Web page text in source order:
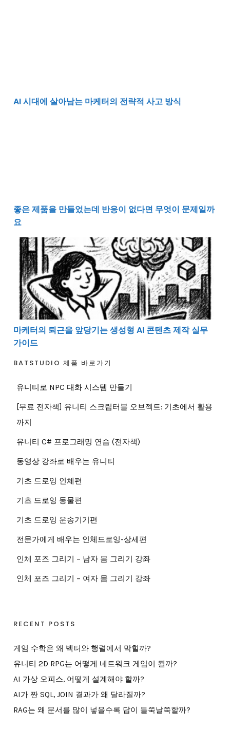
AI 시대에 살아남는 마케터의 전략적 사고 방식
좋은 제품을 만들었는데 반응이 없다면 무엇이 문제일까
요
마케터의 퇴근을 앞당기는 생성형 AI 콘텐츠 제작 실무
마케터의 퇴근을 앞당기는 생성형 AI 콘텐츠 제작 실무
가이드
BATSTUDIO 제품 바로가기
유니티로 NPC 대화 시스템 만들기
[무료 전자책] 유니티 스크립터블 오브젝트: 기초에서 활용
까지
유니티 C# 프로그래밍 연습 (전자책)
동영상 강좌로 배우는 유니티
기초 드로잉 인체편
기초 드로잉 동물편
기초 드로잉 운송기기편
전문가에게 배우는 인체드로잉-상세편
인체 포즈 그리기 – 남자 몸 그리기 강좌
인체 포즈 그리기 – 여자 몸 그리기 강좌
RECENT POSTS
게임 수학은 왜 벡터와 행렬에서 막힐까?
유니티 2D RPG는 어떻게 네트워크 게임이 될까?
AI 가상 오피스, 어떻게 설계해야 할까?
AI가 짠 SQL, JOIN 결과가 왜 달라질까?
RAG는 왜 문서를 많이 넣을수록 답이 들쭉날쭉할까?